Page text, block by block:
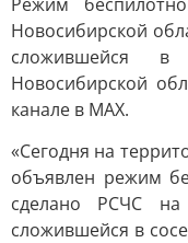
Новосибирской
сложившейся в
Новосибирской
канале в MAX.
«Сегодня на
объявлен режим
сделано РСЧС на
сложившейся в